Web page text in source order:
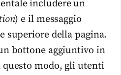
includere un
) e il messaggio
superiore della pagina.
bottone aggiuntivo in
modo, gli utenti